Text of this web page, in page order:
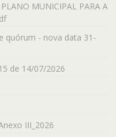
MUNICIPAL PARA A
quórum - nova data 31-
de 14/07/2026
III_2026